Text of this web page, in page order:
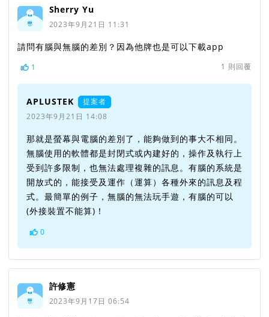
Sherry Yu
2023年9月21日 11:31
請問有腦與無腦的差別？因為他牌也是可以下載app
1 1 則回覆
APLUSTEK
提案者
2023年9月21日 14:08
那就是螢幕與電腦的差別了，能夠做到的事大不相同。
無腦使用的軟體都是封閉式或內建好的，操作及執行上
受到許多限制，也無法處理複雜的訊息。有腦的系統是
開放式的，能接受及運作（運算）各種外來的訊息及程
式。最簡單的例子，無腦的無法玩手遊，有腦的可以
(外接裝置不能算)！
0
許修憲
2023年9月17日 06:54